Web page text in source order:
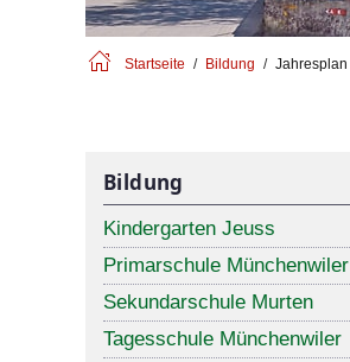
Startseite Bildung Jahresplan
Bildung
Kindergarten Jeuss
Primarschule Münchenwiler
Sekundarschule Murten
Tagesschule Münchenwiler